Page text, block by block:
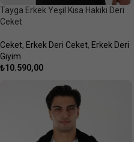
Tayga Erkek Yeşil Kısa Hakiki Deri
Ceket
Ceket, Erkek Deri Ceket, Erkek Deri
Giyim
₺10.590,00